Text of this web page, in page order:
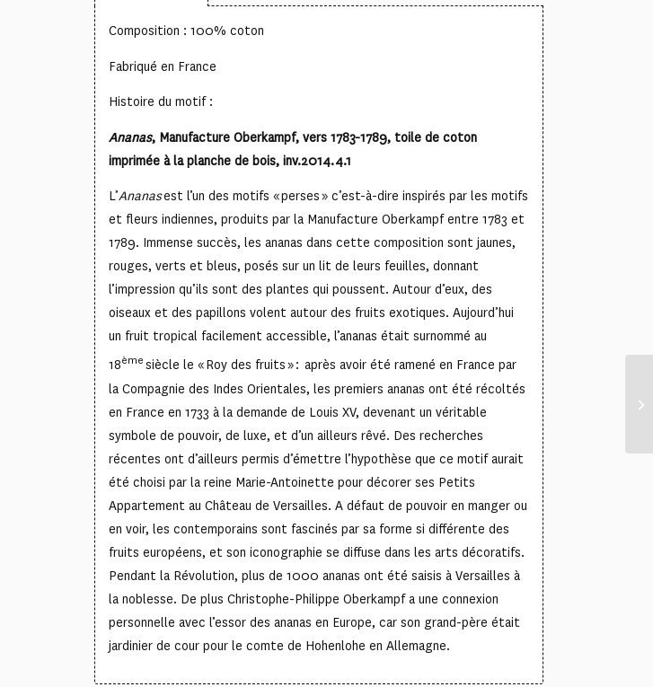
Composition : 100% coton
Fabriqué en France
Histoire du motif :
Ananas, Manufacture Oberkampf, vers 1783-1789, toile de coton
imprimée à la planche de bois, inv.2014.4.1
L’Ananasest l’un des motifs « perses » c’est-à-dire inspirés par les motifs
et fleurs indiennes, produits par la Manufacture Oberkampf entre 1783 et
1789. Immense succès, les ananas dans cette composition sont jaunes,
rouges, verts et bleus, posés sur un lit de leurs feuilles, donnant
l’impression qu’ils sont des plantes qui poussent. Autour d’eux, des
oiseaux et des papillons volent autour des fruits exotiques. Aujourd’hui
un fruit tropical facilement accessible, l’ananas était surnommé au
18èmesiècle le « Roy des fruits » : après avoir été ramené en France par
la Compagnie des Indes Orientales, les premiers ananas ont été récoltés
en France en 1733 à la demande de Louis XV, devenant un véritable
symbole de pouvoir, de luxe, et d’un ailleurs rêvé. Des recherches
récentes ont d’ailleurs permis d’émettre l’hypothèse que ce motif aurait
été choisi par la reine Marie-Antoinette pour décorer ses Petits
Appartement au Château de Versailles. A défaut de pouvoir en manger ou
en voir, les contemporains sont fascinés par sa forme si différente des
fruits européens, et son iconographie se diffuse dans les arts décoratifs.
Pendant la Révolution, plus de 1000 ananas ont été saisis à Versailles à
la noblesse. De plus Christophe-Philippe Oberkampf a une connexion
personnelle avec l’essor des ananas en Europe, car son grand-père était
jardinier de cour pour le comte de Hohenlohe en Allemagne.